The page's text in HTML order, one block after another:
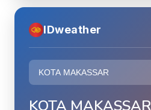
IDweather
KOTA MAKASSAR